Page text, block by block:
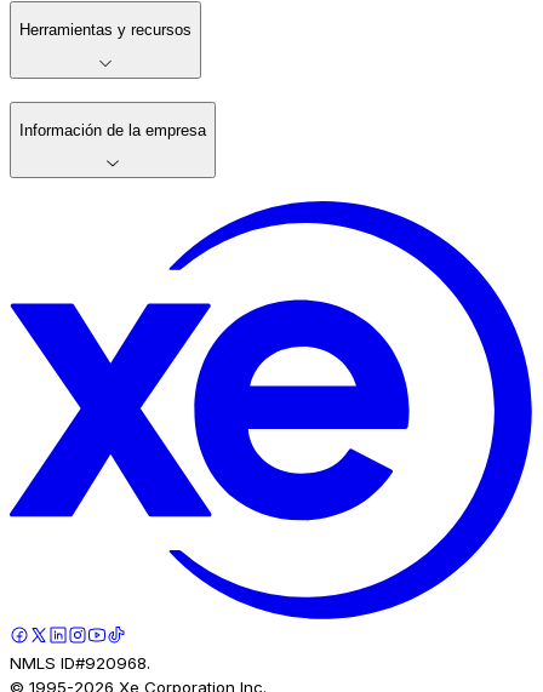
Herramientas y recursos
Información de la empresa
NMLS ID#920968.
© 1995-2026 Xe Corporation Inc.